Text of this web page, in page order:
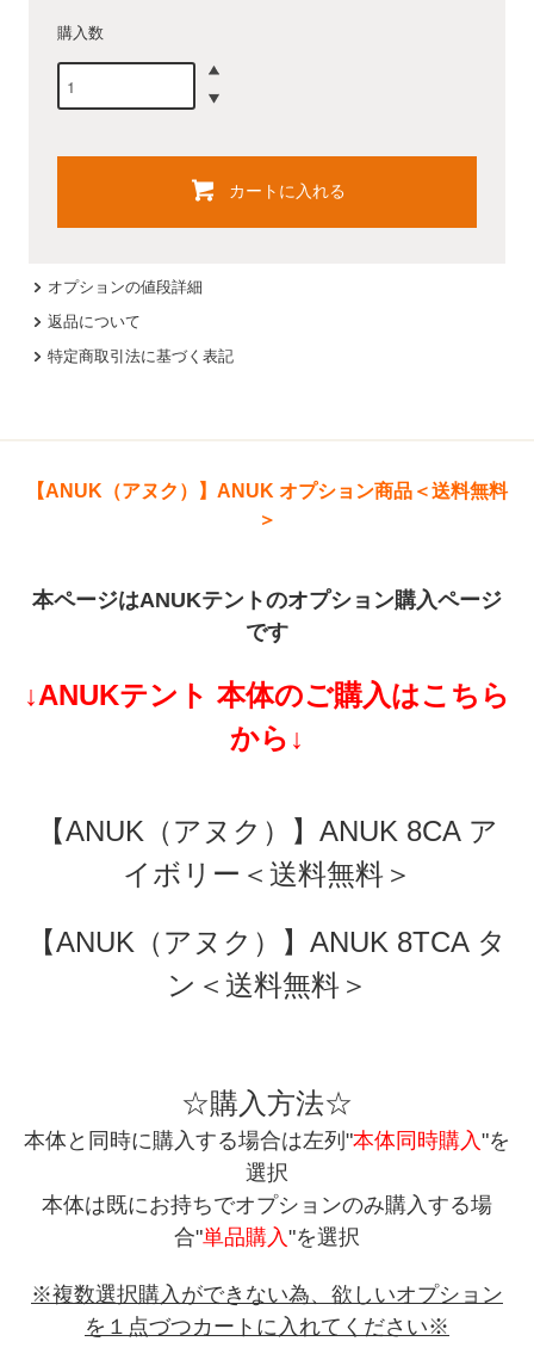
購入数
カートに入れる
オプションの値段詳細
返品について
特定商取引法に基づく表記
【ANUK（アヌク）】ANUK オプション商品＜送料無料
＞
本ページはANUKテントのオプション購入ページ
です
↓ANUKテント 本体のご購入はこちら
から↓
【ANUK（アヌク）】ANUK 8CA ア
イボリー＜送料無料＞
【ANUK（アヌク）】ANUK 8TCA タ
ン＜送料無料＞
☆購入方法☆
本体と同時に購入する場合は左列"本体同時購入 "を
選択
本体は既にお持ちでオプションのみ購入する場
合"単品購入 "を選択
※複数選択購入ができない為、欲しいオプション
を１点づつカートに入れてください※